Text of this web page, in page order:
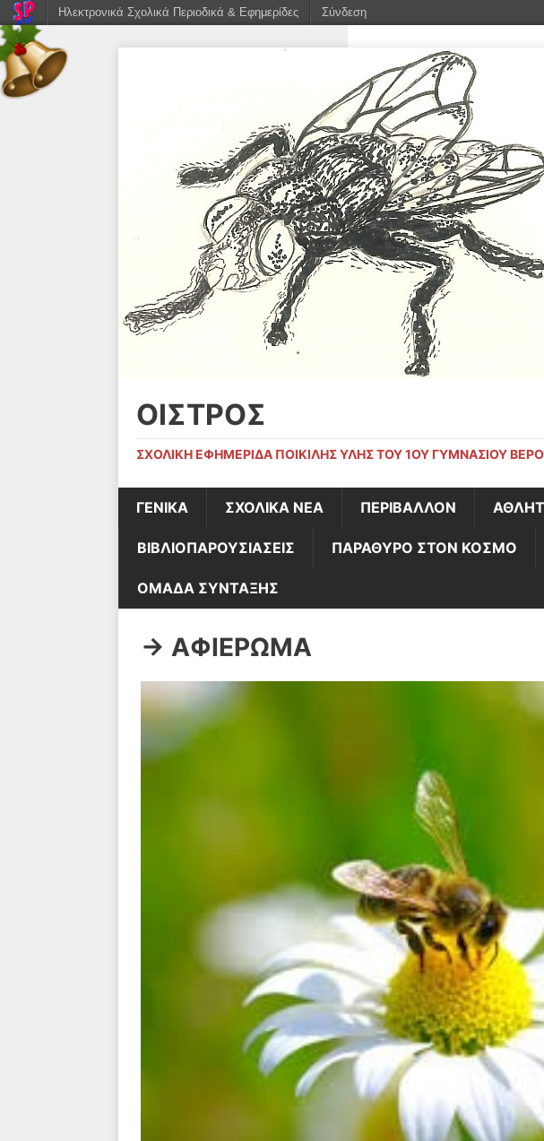
ΟΊΣΤΡΟΣ
ΣΧΟΛΙΚΉ ΕΦΗΜΕΡΊΔΑ ΠΟΙΚΊΛΗΣ ΎΛΗΣ ΤΟΥ 1ΟΥ ΓΥΜΝΑΣΊΟΥ
ΓΕΝΙΚΆ ΣΧΟΛΙΚΑ ΝΕΑ ΠΕΡΙΒΑΛΛΟΝ
ΒΙΒΛΙΟΠΑΡΟΥΣΙΑΣΕΙΣ ΠΑΡΑΘΥΡΟ ΣΤΟΝ ΚΟΣΜΟ
ΟΜΑΔΑ ΣΥΝΤΑΞΗΣ
-> ΑΦΙΕΡΩΜΑ
Ηλεκτρονικά Σχολικά Περιοδικά & Εφημερίδες Σύνδεση